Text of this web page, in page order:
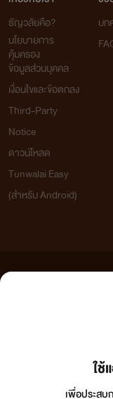
ใ
เพื่อประส
ธัญวลัยคือ?
นโยบายการ
คุ้มครอง
ข้อมูลส่วนบุคคล
เงื่อนไขและข้อตกลง
Third-Party
Notice
ดาวน์โหลด
Tunwalai Easy
(สำหรับ Android)
บท
เว็บไซต์แห่งนี้ไม่ได้เห็นด้วยและไม่
วิจารณญาณในการกลั่นกรองด้วยต
กรุณาแจ้งมาที่
ลิขสิทธิ์ตามพระราชบัญญัติลิขสิทธิ์ (